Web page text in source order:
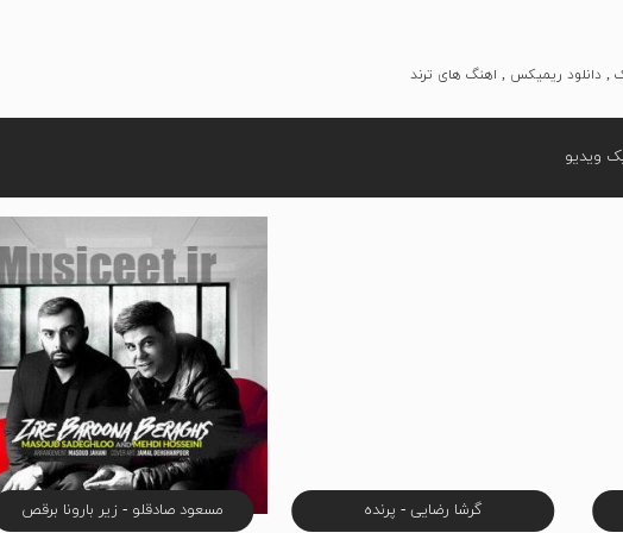
, دانلود ریمیکس , اهنگ های ترند
ویدیو
مسعود صادقلو - زیر بارونا برقص گرشا رضایی - پرنده